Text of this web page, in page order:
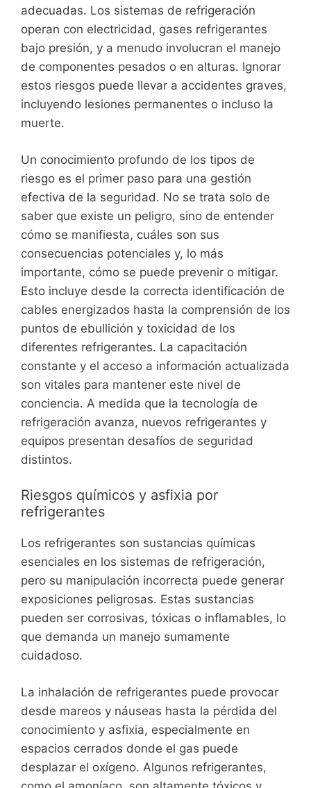
adecuadas. Los sistemas de refrigeración
operan con electricidad, gases refrigerantes
bajo presión, y a menudo involucran el manejo
de componentes pesados o en alturas. Ignorar
estos riesgos puede llevar a accidentes graves,
incluyendo lesiones permanentes o incluso la
muerte.
Un conocimiento profundo de los tipos de
riesgo es el primer paso para una gestión
efectiva de la seguridad. No se trata solo de
saber que existe un peligro, sino de entender
cómo se manifiesta, cuáles son sus
consecuencias potenciales y, lo más
importante, cómo se puede prevenir o mitigar.
Esto incluye desde la correcta identificación de
cables energizados hasta la comprensión de los
puntos de ebullición y toxicidad de los
diferentes refrigerantes. La capacitación
constante y el acceso a información actualizada
son vitales para mantener este nivel de
conciencia. A medida que la tecnología de
refrigeración avanza, nuevos refrigerantes y
equipos presentan desafíos de seguridad
distintos.
Riesgos químicos y asfixia por
refrigerantes
Los refrigerantes son sustancias químicas
esenciales en los sistemas de refrigeración,
pero su manipulación incorrecta puede generar
exposiciones peligrosas. Estas sustancias
pueden ser corrosivas, tóxicas o inflamables, lo
que demanda un manejo sumamente
cuidadoso.
La inhalación de refrigerantes puede provocar
desde mareos y náuseas hasta la pérdida del
conocimiento y asfixia, especialmente en
espacios cerrados donde el gas puede
desplazar el oxígeno. Algunos refrigerantes,